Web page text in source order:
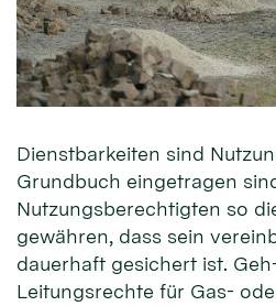
Dienstbarkeiten sind
Grundbuch eingetragen
Nutzungsberechtigten so
gewähren, dass sein
dauerhaft gesichert ist.
Leitungsrechte für Gas-